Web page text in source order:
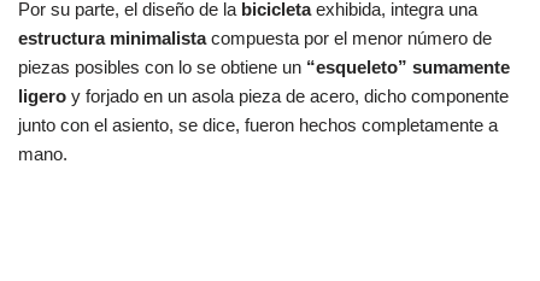
Por su parte, el diseño de la bicicletaexhibida, integra una
estructura minimalistacompuesta por el menor número de
piezas posibles con lo se obtiene un “esqueleto” sumamente
ligero y forjado en un asola pieza de acero, dicho componente
junto con el asiento, se dice, fueron hechos completamente a
mano.